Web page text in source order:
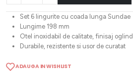
Set 6 lingurite cu coada lunga Sundae
Lungime 198 mm
Otel inoxidabil de calitate, finisaj
Durabile, rezistente si usor de curatat
ADAUGA IN WISHLIST